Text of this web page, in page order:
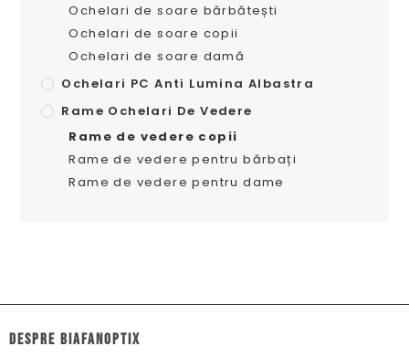
Ochelari de soare bărbătești
Ochelari de soare copii
Ochelari de soare damă
Ochelari PC Anti Lumina Albastra
Rame Ochelari De Vedere
Rame de vedere copii
Rame de vedere pentru bărbați
Rame de vedere pentru dame
dESPRE biafanoptix